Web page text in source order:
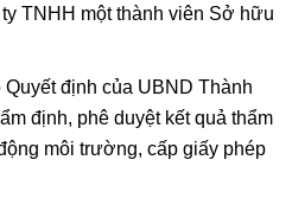
TNHH một thành viên Sở hữu
định của UBND Thành
định, phê duyệt kết quả thẩm
môi trường, cấp giấy phép